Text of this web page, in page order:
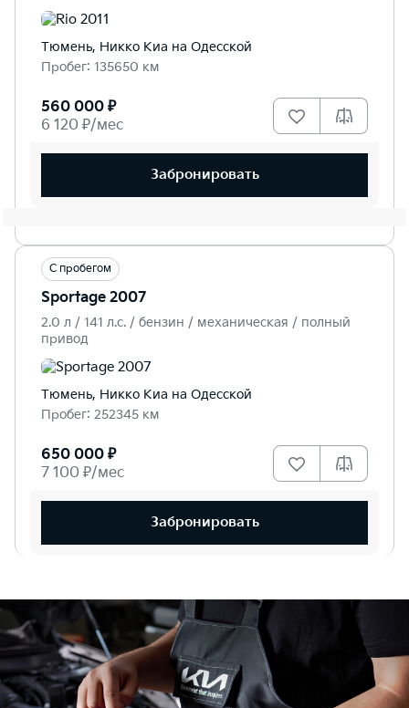
Тюмень, Никко Kиа на Одесской
Пробег: 135650 км
560 000 ₽
6 120 ₽/мес
Забронировать
С пробегом
Sportage 2007
2.0 л / 141 л.c. / бензин / механическая / полный
привод
Тюмень, Никко Kиа на Одесской
Пробег: 252345 км
650 000 ₽
7 100 ₽/мес
Забронировать